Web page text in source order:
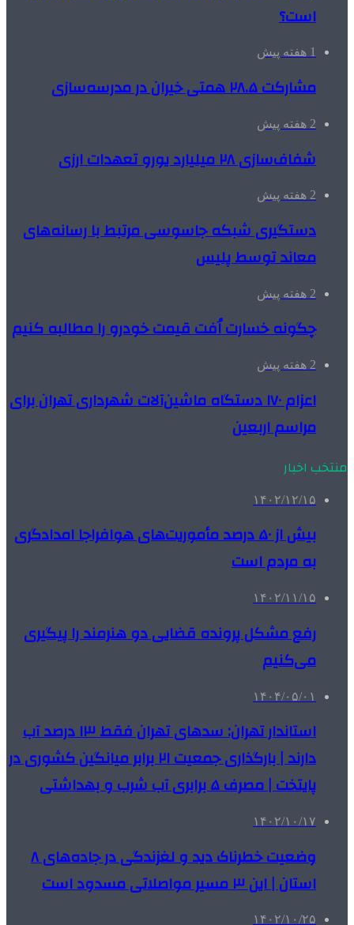
است؟
1 هفته پیش
مشارکت ۲۸.۵ همتی خیران در مدرسه‌سازی
2 هفته پیش
شفاف‌سازی ۲۸ میلیارد یورو تعهدات ارزی
2 هفته پیش
دستگیری شبکه جاسوسی مرتبط با رسانه‌های
معاند توسط پلیس
2 هفته پیش
چگونه خسارت اُفت قیمت خودرو را مطالبه کنیم
2 هفته پیش
اعزام ۱۷۰ دستگاه ماشین‌آلات شهرداری تهران برای
مراسم اربعین
منتخب اخبار
۱۴۰۲/۱۲/۱۵
بیش از ۵۰ درصد مأموریت‌های هوافراجا امدادگری
به مردم است
۱۴۰۲/۱۱/۱۵
رفع مشکل پرونده قضایی دو هنرمند را پیگیری
می‌کنیم
۱۴۰۴/۰۵/۰۱
استاندار تهران: سدهای تهران فقط ۱۳ درصد آب
دارند | بارگذاری جمعیت ۲۱ برابر میانگین کشوری در
پایتخت | مصرف ۵ برابری آب شرب و بهداشتی
۱۴۰۲/۱۰/۱۷
وضعیت خطرناک دید و لغزندگی در جاده‌های ۸
استان | این ۳ مسیر مواصلاتی مسدود است
۱۴۰۲/۱۰/۲۵